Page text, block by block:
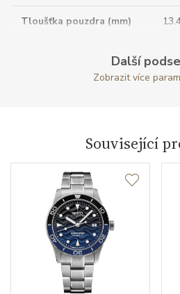
Tloušťka pouzdra (mm)
Průměr pouzdra (mm)
Typ strojku
Další
Zobrazit více
Související